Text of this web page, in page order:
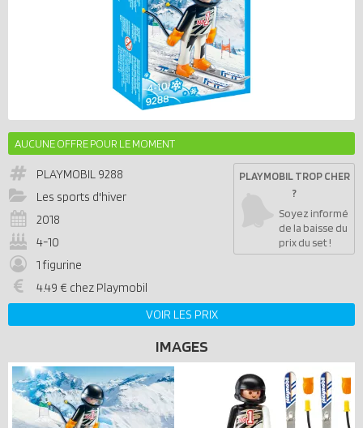
AUCUNE OFFRE POUR LE MOMENT
PLAYMOBIL 9288
Les sports d'hiver
2018
4-10
1 figurine
4.49 € chez Playmobil
PLAYMOBIL TROP CHER
?
Soyez informé
de la baisse du
prix du set !
VOIR LES PRIX
IMAGES